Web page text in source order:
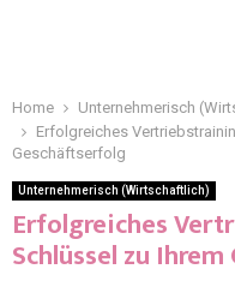
Home
Unternehmerisch
Erfolgreiches
Geschäftserfolg
Unternehmerisch (Wirtschaftlich)
Erfolgreiches
Schlüssel zu